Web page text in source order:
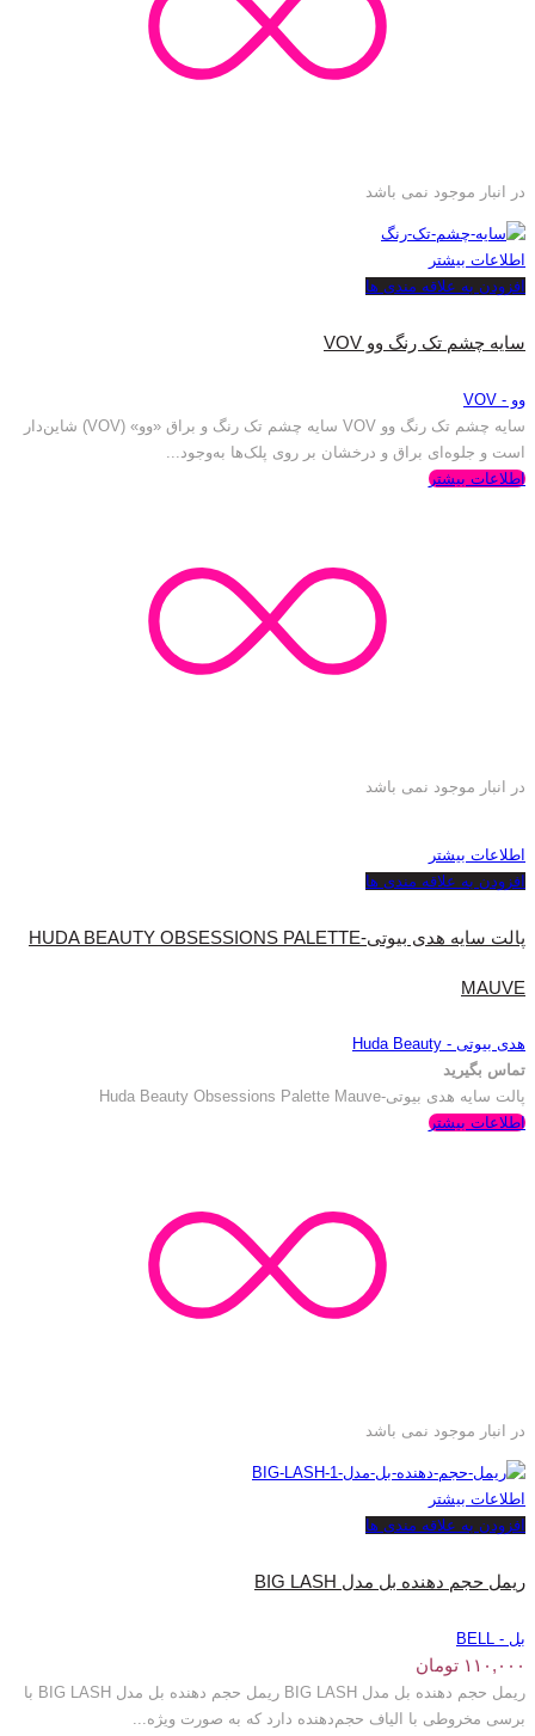
در انبار موجود نمی باشد
اطلاعات بیشتر
افزودن به علاقه مندی ها
سایه چشم تک رنگ وو VOV
وو - VOV
سایه چشم تک رنگ وو VOV سایه چشم تک رنگ و براق «وو» (VOV) شاین‌دار
است و جلوه‌ای براق و درخشان بر روی پلک‌ها به‌وجود...
اطلاعات بیشتر
در انبار موجود نمی باشد
اطلاعات بیشتر
افزودن به علاقه مندی ها
پالت سایه هدی بیوتی-HUDA BEAUTY OBSESSIONS PALETTE
MAUVE
هدی بیوتی - Huda Beauty
تماس بگیرید
پالت سایه هدی بیوتی-Huda Beauty Obsessions Palette Mauve
اطلاعات بیشتر
در انبار موجود نمی باشد
اطلاعات بیشتر
افزودن به علاقه مندی ها
ریمل حجم دهنده بل مدل BIG LASH
بل - BELL
۱۱۰,۰۰۰ تومان
ریمل حجم دهنده بل مدل BIG LASH ریمل حجم دهنده بل مدل BIG LASH با
برسی مخروطی با الیاف حجم‌دهنده دارد که به صورت ویژه...